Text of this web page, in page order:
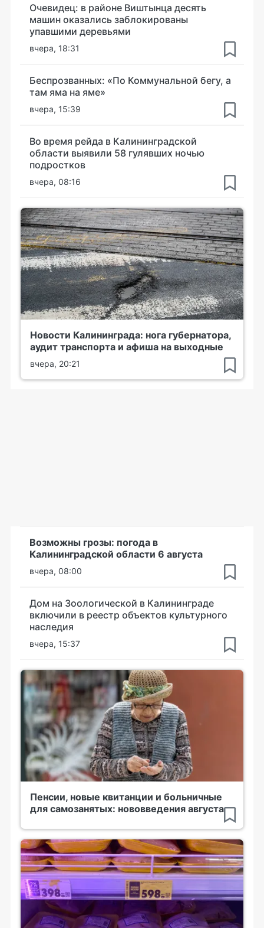
Очевидец: в районе Виштынца десять
машин оказались заблокированы
упавшими деревьями
вчера, 18:31
Беспрозванных: «По Коммунальной бегу, а
там яма на яме»
вчера, 15:39
Во время рейда в Калининградской
области выявили 58 гулявших ночью
подростков
вчера, 08:16
Новости Калининграда: нога губернатора,
аудит транспорта и афиша на выходные
вчера, 20:21
Возможны грозы: погода в
Калининградской области 6 августа
вчера, 08:00
Дом на Зоологической в Калининграде
включили в реестр объектов культурного
наследия
вчера, 15:37
Пенсии, новые квитанции и больничные
для самозанятых: нововведения августа